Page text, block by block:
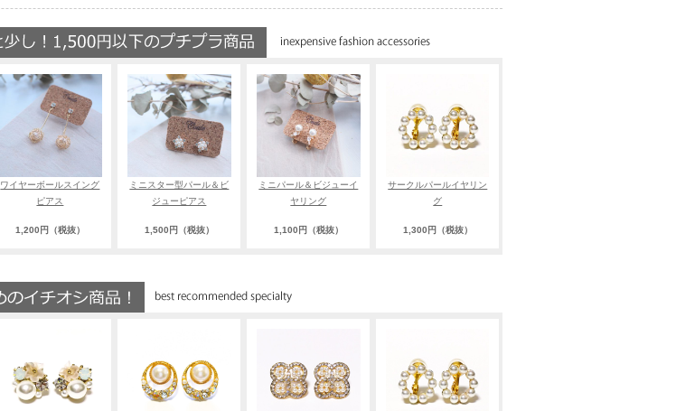
ワイヤーボールスイング
ピアス
1,200円（税抜）
ミニスター型パール＆ビ
ジューピアス
1,500円（税抜）
ミニパール＆ビジューイ
ヤリング
1,100円（税抜）
サークルパールイヤリン
グ
1,300円（税抜）